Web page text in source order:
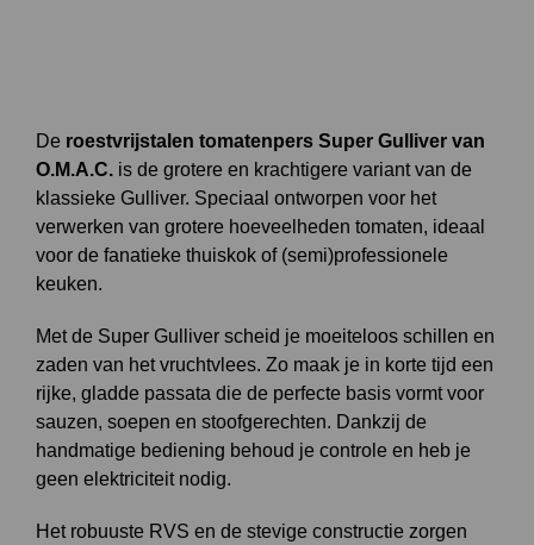
De roestvrijstalen tomatenpers Super Gulliver van
O.M.A.C. is de grotere en krachtigere variant van de
klassieke Gulliver. Speciaal ontworpen voor het
verwerken van grotere hoeveelheden tomaten, ideaal
voor de fanatieke thuiskok of (semi)professionele
keuken.
Met de Super Gulliver scheid je moeiteloos schillen en
zaden van het vruchtvlees. Zo maak je in korte tijd een
rijke, gladde passata die de perfecte basis vormt voor
sauzen, soepen en stoofgerechten. Dankzij de
handmatige bediening behoud je controle en heb je
geen elektriciteit nodig.
Het robuuste RVS en de stevige constructie zorgen